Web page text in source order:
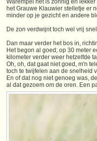
Warempel het is zonnig en
het Grauwe Klauwier stelletje er
minder op je gezicht en andere
De zon verdwijnt toch wel vrij
Dan maar verder het bos in,
Het begon al goed; op 30 meter
kilometer verder weer hetzelfde
Oh, oh, dat gaat niet goed, m'n
toch te twijfelen aan de snelheid
En of dat nog niet genoeg was,
al dat gezoem om de oren. Een